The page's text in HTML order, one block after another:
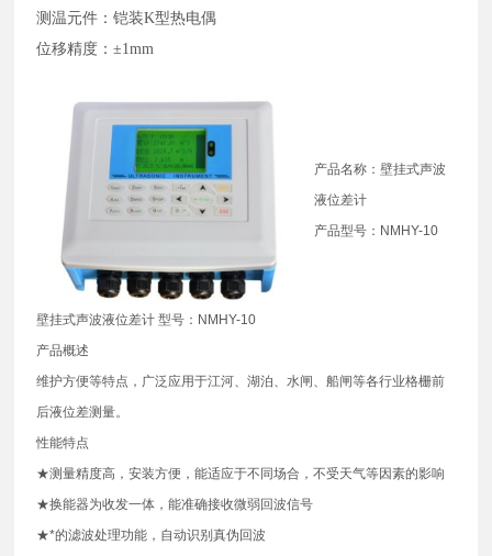
测温元件：铠装K型热电偶
位移精度：±1mm
产品名称：壁挂式声波
液位差计
产品型号：NMHY-10
壁挂式声波液位差计 型号：NMHY-10
产品概述
维护方便等特点，广泛应用于江河、湖泊、水闸、船闸等各行业格栅前
后液位差测量。
性能特点
★测量精度高，安装方便，能适应于不同场合，不受天气等因素的影响
★换能器为收发一体，能准确接收微弱回波信号
★*的滤波处理功能，自动识别真伪回波